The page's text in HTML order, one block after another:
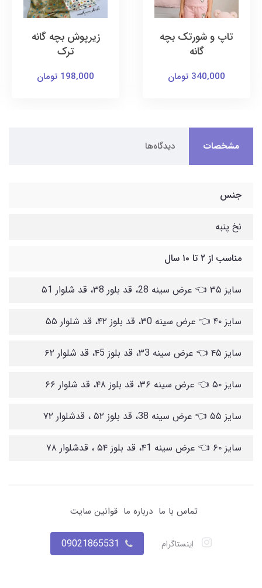
تاپ و شورتک بچه
گانه
340,000 تومان
زیرپوش بچه گانه
ترک
198,000 تومان
مشخصات دیدگاه‌ها
جنس
نخ پنبه
مناسب از ۲ تا ۱۰ سال
سایز ۳۵ 👈 عرض سینه 28، قد بلور ۳8، قد شلوار ۵1
سایز ۴۰ 👈 عرض سینه ۳0، قد بلوز ۴۲، قد شلوار ۵۵
سایز ۴۵ 👈 عرض سینه ۳3، قد بلوز ۴5، قد شلوار ۶۲
سایز ۵۰ 👈 عرض سینه ۳۶، قد بلوز ۴۸، قد شلوار ۶۶
سایز ۵۵ 👈 عرض سینه 38، قد بلوز ۵۲ ، قدشلوار ۷۲
سایز ۶۰ 👈 عرض سینه ۴1، قد بلوز ۵۴ ، قدشلوار ۷۸
تماس با ما درباره ما قوانین سایت
اینستاگرام 09021865531